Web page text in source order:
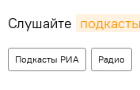
Слушайте
Подкасты РИА Радио